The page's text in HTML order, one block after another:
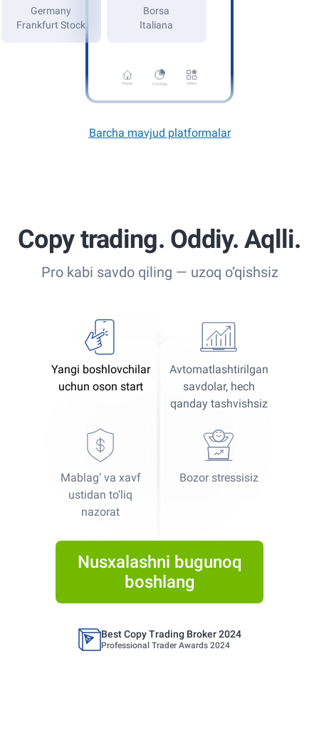
Home Portfolio More
Germany
Frankfurt Stock
Barcha mavjud platformalar
Copy trading. Oddiy. Aqlli.
Pro kabi savdo qiling — uzoq o‘qishsiz
Yangi boshlovchilar
uchun oson start
Avtomatlashtirilgan
savdolar, hech
qanday tashvishsiz
Mablag‘ va xavf
ustidan to‘liq
nazorat
Bozor stressisiz
Nusxalashni bugunoq
boshlang
Best Copy Trading Platform
Global Brands Magazine Awards 2023
Best Copy Trading Broker 2024
Best Copy Trading Platform
Global Brands Magazine Awards 2023